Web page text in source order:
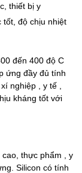
thiết bị y
tốt, độ chịu nhiệt
đến 400 độ C
ứng đầy đủ tính
nghiệp , y tế ,
kháng tốt với
thực phẩm , y
Silicon có tính